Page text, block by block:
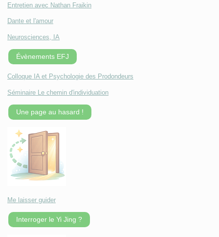
Entretien avec Nathan Fraikin
Dante et l'amour
Neurosciences, IA
Évènements EFJ
Colloque IA et Psychologie des Prodondeurs
Séminaire Le chemin d'individuation
Une page au hasard !
Me laisser guider
Interroger le Yi Jing ?